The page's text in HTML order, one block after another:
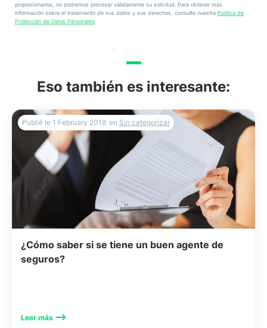
proporcionarlos, no podremos procesar válidamente su solicitud. Para obtener más
información sobre el tratamiento de sus datos y sus derechos, consulte nuestra Política de
Protección de Datos Personales
Eso también es interesante:
¿Cómo saber si se tiene un buen agente de
seguros?
Leer más
Publié le 1 February 2018 en Sin categorizar